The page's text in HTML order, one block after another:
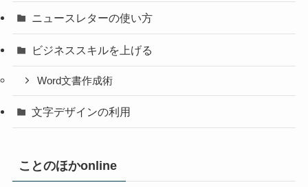
ニュースレターの使い方
ビジネススキルを上げる
Word文書作成術
文字デザインの利用
ことのほかonline